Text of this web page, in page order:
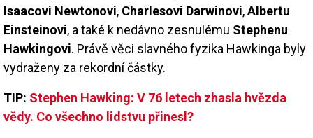
Isaacovi Newtonovi, Charlesovi Darwinovi,Albertu
Einsteinovi, a také k nedávno zesnulému Stephenu
Hawkingovi. Právě věci slavného fyzika Hawkinga byly
vydraženy za rekordní částky.
TIP: Stephen Hawking: V 76 letech zhasla hvězda
vědy. Co všechno lidstvu přinesl?